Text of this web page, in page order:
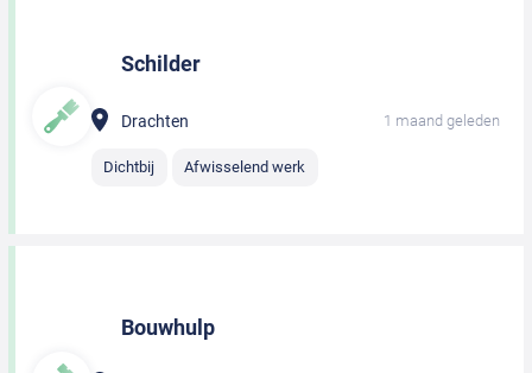
Schilder
Drachten 1 maand geleden
Dichtbij Afwisselend werk
Bouwhulp